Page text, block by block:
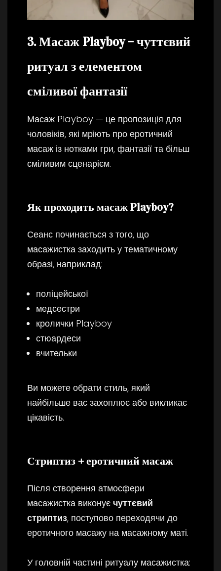
3. Масаж Playboy – чуттєвий
ритуал з елементом
сміливої фантазії
Масаж Playboy — це пропозиція для
чоловіків, які мріють про еротичний
масаж із нотками гри, фантазії та більш
сміливим сценарієм.
Як проходить масаж Playboy?
Сеанс починається з того, що
масажистка заходить у тематичному
образі, наприклад:
поліцейської
медсестри
кролички Playboy
стюардеси
вчительки
Ви можете обрати стиль, який
найбільше вас захоплює або викликає
цікавість.
Стриптиз + еротичний масаж
Після створення атмосфери
масажистка виконує чуттєвий
стриптиз, поступово переходячи до
еротичного масажу на масажному маті.
У головній частині ритуалу масажистка: